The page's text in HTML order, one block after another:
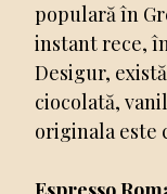
populară în
instant rece,
Desigur,
ciocolată,
originala este